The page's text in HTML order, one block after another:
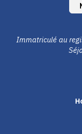
Immatriculé au